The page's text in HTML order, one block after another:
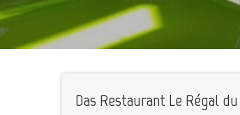
Das Restaurant Le Régal